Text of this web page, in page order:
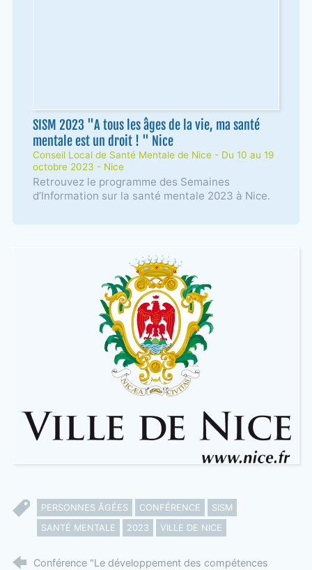
SISM 2023 "A tous les âges de la vie, ma santé
mentale est un droit ! " Nice
Conseil Local de Santé Mentale de Nice - Du 10 au 19
octobre 2023 - Nice
Retrouvez le programme des Semaines
d’Information sur la santé mentale 2023 à Nice.
PERSONNES ÂGÉES CONFÉRENCE
SISM
SANTÉ MENTALE
2023 VILLE DE NICE
Conférence "Le développement des compétences